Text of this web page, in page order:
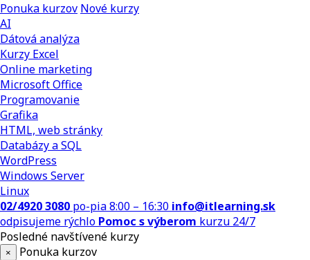
Ponuka kurzov Nové kurzy
AI
Dátová analýza
Kurzy Excel
Online marketing
Microsoft Office
Programovanie
Grafika
HTML, web stránky
Databázy a SQL
WordPress
Windows Server
Linux
02/4920 3080 po-pia 8:00 – 16:30 info@itlearning.sk
odpisujeme rýchlo Pomoc s výberom kurzu 24/7
Posledné navštívené kurzy
×
Ponuka kurzov